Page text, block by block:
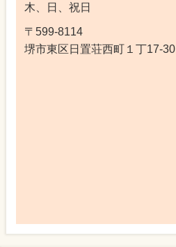
木、日、祝日
〒599-8114
堺市東区日置荘西町１丁17-30